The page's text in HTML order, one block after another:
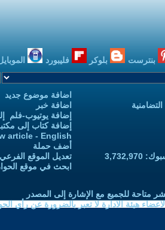
بنترست بلوكر فليبورد
اضافة موضوع جديد
اضافة خبر
إضافة يوتيوب-فلم
إضافة كتاب إلى
article - English
أضف حملة
تعديل الموقع
ابحث في موقع
متاحة للجميع مع الإشارة إلى المصدر
هيئة الادارة لا تعبر بالضرورة عن رأي